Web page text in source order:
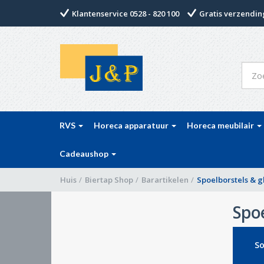
Klantenservice 0528 - 820 100 Gratis
RVS Horeca apparatuur Horeca meubilair
Cadeaushop
Huis / Biertap Shop / Barartikelen / Spoelborstels &